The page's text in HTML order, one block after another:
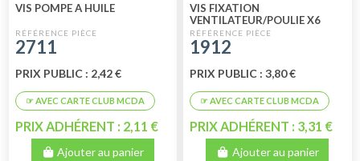
VIS POMPE A HUILE
2711
PRIX PUBLIC : 2,42 €
PRIX ADHÉRENT : 2,11 €
Ajouter au panier
VIS FIXATION
VENTILATEUR/POULIE X6
PIECES
1912
PRIX PUBLIC : 3,80 €
PRIX ADHÉRENT : 3,31 €
Ajouter au panier